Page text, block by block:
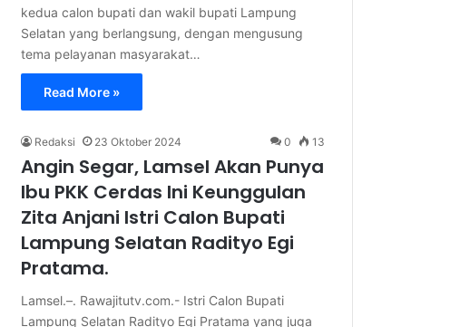
kedua calon bupati dan wakil bupati Lampung
Selatan yang berlangsung, dengan mengusung
tema pelayanan masyarakat…
Read More »
Redaksi 23 Oktober 2024 0 13
Angin Segar, Lamsel Akan Punya
Ibu PKK Cerdas Ini Keunggulan
Zita Anjani Istri Calon Bupati
Lampung Selatan Radityo Egi
Pratama.
Lamsel.–. Rawajitutv.com.- Istri Calon Bupati
Lampung Selatan Radityo Egi Pratama yang juga